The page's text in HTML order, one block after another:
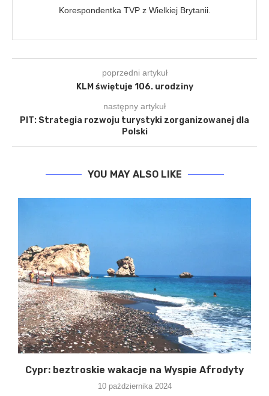
Korespondentka TVP z Wielkiej Brytanii.
poprzedni artykuł
KLM świętuje 106. urodziny
następny artykuł
PIT: Strategia rozwoju turystyki zorganizowanej dla
Polski
YOU MAY ALSO LIKE
Cypr: beztroskie wakacje na Wyspie Afrodyty
10 października 2024